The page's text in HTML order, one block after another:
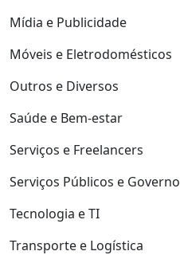
Mídia e Publicidade
Móveis e Eletrodomésticos
Outros e Diversos
Saúde e Bem-estar
Serviços e Freelancers
Serviços Públicos e Governo
Tecnologia e TI
Transporte e Logística